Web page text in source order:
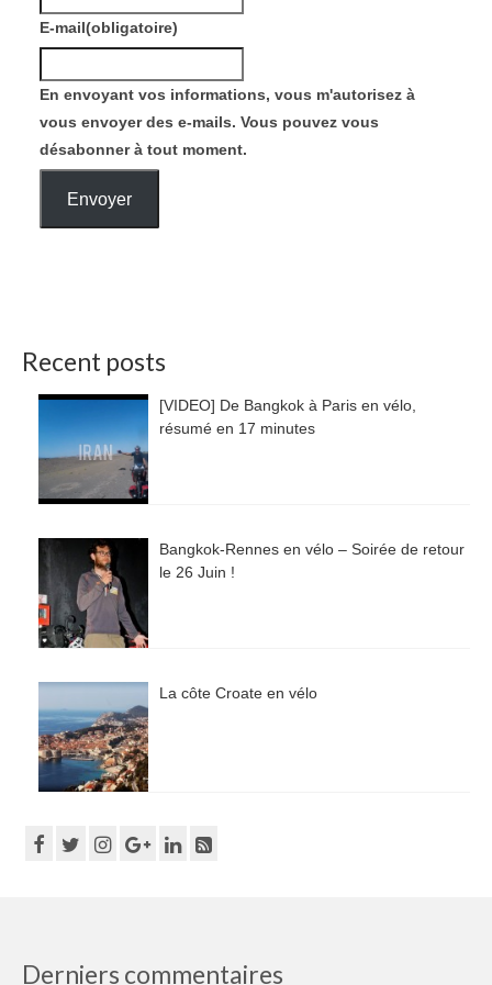
E-mail(obligatoire)
En envoyant vos informations, vous m'autorisez à
vous envoyer des e-mails. Vous pouvez vous
désabonner à tout moment.
Envoyer
Recent posts
[VIDEO] De Bangkok à Paris en vélo,
résumé en 17 minutes
Bangkok-Rennes en vélo – Soirée de retour
le 26 Juin !
La côte Croate en vélo
Derniers commentaires